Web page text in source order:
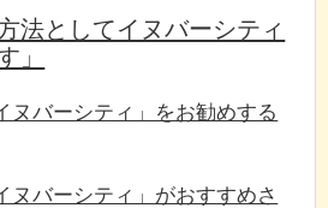
法としてイヌバーシティ
」
ヌバーシティ」をお勧めする
ヌバーシティ」がおすすめさ